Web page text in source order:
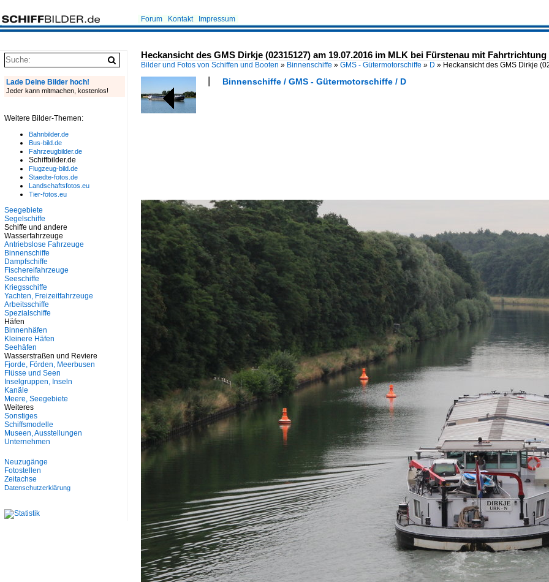
Forum Kontakt Impressum
Heckansicht des GMS Dirkje (02315127) am 19.07.2016 im MLK bei Fürstenau mit Fahrtrichtung
Bilder und Fotos von Schiffen und Booten » Binnenschiffe » GMS - Gütermotorschiffe » D » Heckansicht des GMS Dirkje
Binnenschiffe / GMS - Gütermotorschiffe / D
Lade Deine Bilder hoch!
Jeder kann mitmachen, kostenlos!
Weitere Bilder-Themen:
Bahnbilder.de
Bus-bild.de
Fahrzeugbilder.de
Schiffbilder.de
Flugzeug-bild.de
Staedte-fotos.de
Landschaftsfotos.eu
Tier-fotos.eu
Seegebiete
Segelschiffe
Schiffe und andere
Wasserfahrzeuge
Antriebslose Fahrzeuge
Binnenschiffe
Dampfschiffe
Fischereifahrzeuge
Seeschiffe
Kriegsschiffe
Yachten, Freizeitfahrzeuge
Arbeitsschiffe
Spezialschiffe
Häfen
Binnenhäfen
Kleinere Häfen
Seehäfen
Wasserstraßen und Reviere
Fjorde, Förden, Meerbusen
Flüsse und Seen
Inselgruppen, Inseln
Kanäle
Meere, Seegebiete
Weiteres
Sonstiges
Schiffsmodelle
Museen, Ausstellungen
Unternehmen
Neuzugänge
Fotostellen
Zeitachse
Datenschutzerklärung